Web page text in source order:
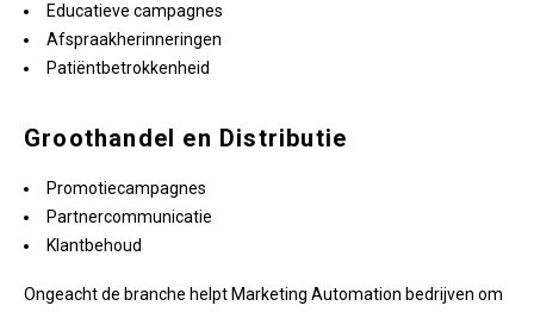
Educatieve campagnes
Afspraakherinneringen
Patiëntbetrokkenheid
Groothandel en Distributie
Promotiecampagnes
Partnercommunicatie
Klantbehoud
Ongeacht de branche helpt Marketing Automation bedrijven om